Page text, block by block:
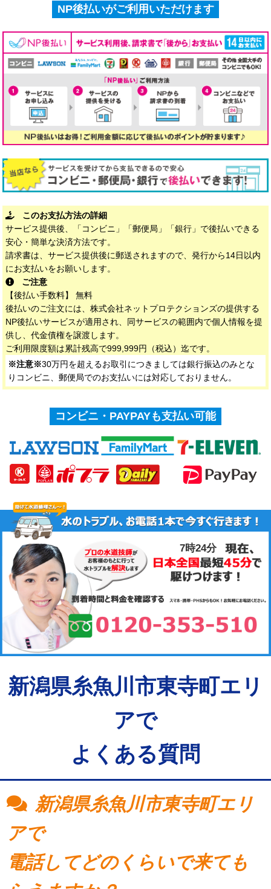
NP後払いがご利用いただけます
このお支払方法の詳細
サービス提供後、「コンビニ」「郵便局」「銀行」で後払いできる
安心・簡単な決済方法です。
請求書は、サービス提供後に郵送されますので、発行から14日以内
にお支払いをお願いします。
ご注意
【後払い手数料】 無料
後払いのご注文には、株式会社ネットプロテクションズの提供する
NP後払いサービスが適用され、同サービスの範囲内で個人情報を提
供し、代金債権を譲渡します。
ご利用限度額は累計残高で999,999円（税込）迄です。
※注意※30万円を超えるお取引につきましては銀行振込のみとな
りコンビニ、郵便局でのお支払いには対応しておりません。
コンビニ・PAYPAYも支払い可能
7時24分
新潟県糸魚川市東寺町エリ
アで
よくある質問
新潟県糸魚川市東寺町エリ
アで
電話してどのくらいで来ても